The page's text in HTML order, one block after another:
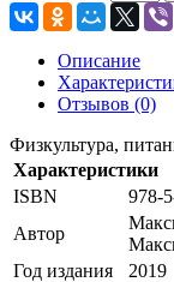
Описание
Отзывов (0)
Физкультура,
Характеристики
ISBN
978-
Автор
Год издания
2019